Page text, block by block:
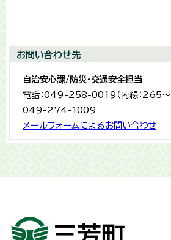
お問い合わせ先
自治安心課/防災・交通安全担当
電話：049-258-0019（内線：265
049-274-1009
メールフォームによるお問い合わせ